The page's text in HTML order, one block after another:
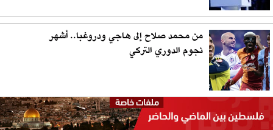
من محمد صلاح إلى هاجي ودروغبا.. أشهر
نجوم الدوري التركي